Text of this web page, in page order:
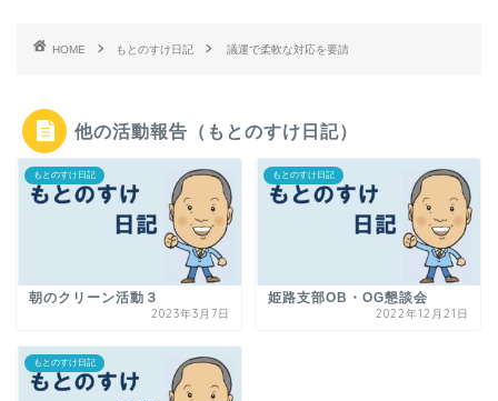
HOME もとのすけ日記 議運で柔軟な対応を要請
他の活動報告（もとのすけ日記）
もとのすけ日記
朝のクリーン活動３
2023年3月7日
もとのすけ日記
姫路支部OB・OG懇談会
2022年12月21日
もとのすけ日記